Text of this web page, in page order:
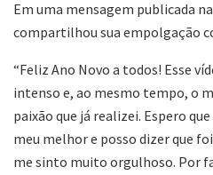
Em uma mensagem publicada
compartilhou sua empolgação
“Feliz Ano Novo a todos! Esse
intenso e, ao mesmo tempo, o
paixão que já realizei. Espero
meu melhor e posso dizer que
me sinto muito orgulhoso. Por